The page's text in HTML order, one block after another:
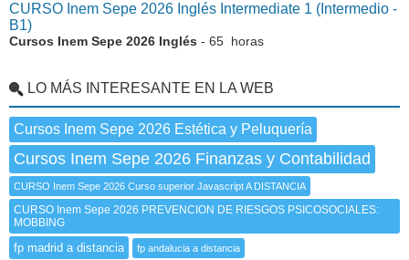
CURSO Inem Sepe 2026 Inglés Intermediate 1 (Intermedio -
B1)
Cursos Inem Sepe 2026 Inglés - 65 horas
LO MÁS INTERESANTE EN LA WEB
Cursos Inem Sepe 2026 Estética y Peluquería
Cursos Inem Sepe 2026 Finanzas y Contabilidad
CURSO Inem Sepe 2026 Curso superior Javascript A DISTANCIA
CURSO Inem Sepe 2026 PREVENCION DE RIESGOS PSICOSOCIALES:
MOBBING
fp madrid a distancia fp andalucia a distancia